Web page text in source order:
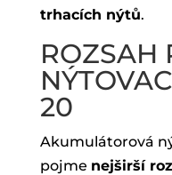
trhacích nýtů.
ROZSAH
20
Akumulátorová
pojme nejširší